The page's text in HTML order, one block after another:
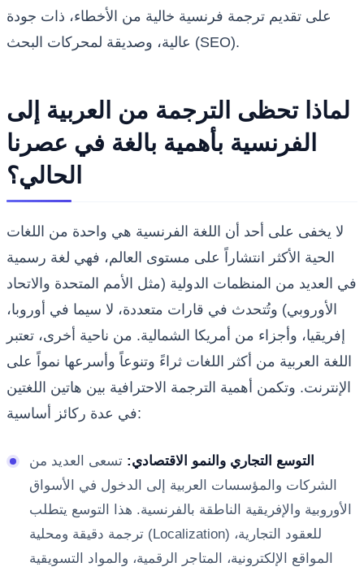
على تقديم ترجمة فرنسية خالية من الأخطاء، ذات جودة
عالية، وصديقة لمحركات البحث (SEO).
لماذا تحظى الترجمة من العربية إلى
الفرنسية بأهمية بالغة في عصرنا
الحالي؟
لا يخفى على أحد أن اللغة الفرنسية هي واحدة من اللغات
الحية الأكثر انتشاراً على مستوى العالم، فهي لغة رسمية
في العديد من المنظمات الدولية (مثل الأمم المتحدة والاتحاد
الأوروبي) وتُتحدث في قارات متعددة، لا سيما في أوروبا،
إفريقيا، وأجزاء من أمريكا الشمالية. من ناحية أخرى، تعتبر
اللغة العربية من أكثر اللغات ثراءً وتنوعاً وأسرعها نمواً على
الإنترنت. وتكمن أهمية الترجمة الاحترافية بين هاتين اللغتين
في عدة ركائز أساسية:
التوسع التجاري والنمو الاقتصادي: تسعى العديد من
الشركات والمؤسسات العربية إلى الدخول في الأسواق
الأوروبية والإفريقية الناطقة بالفرنسية. هذا التوسع يتطلب
ترجمة دقيقة ومحلية (Localization) للعقود التجارية،
المواقع الإلكترونية، المتاجر الرقمية، والمواد التسويقية